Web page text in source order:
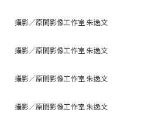
攝影／原間影像工作室 朱逸文
攝影／原間影像工作室 朱逸文
攝影／原間影像工作室 朱逸文
攝影／原間影像工作室 朱逸文